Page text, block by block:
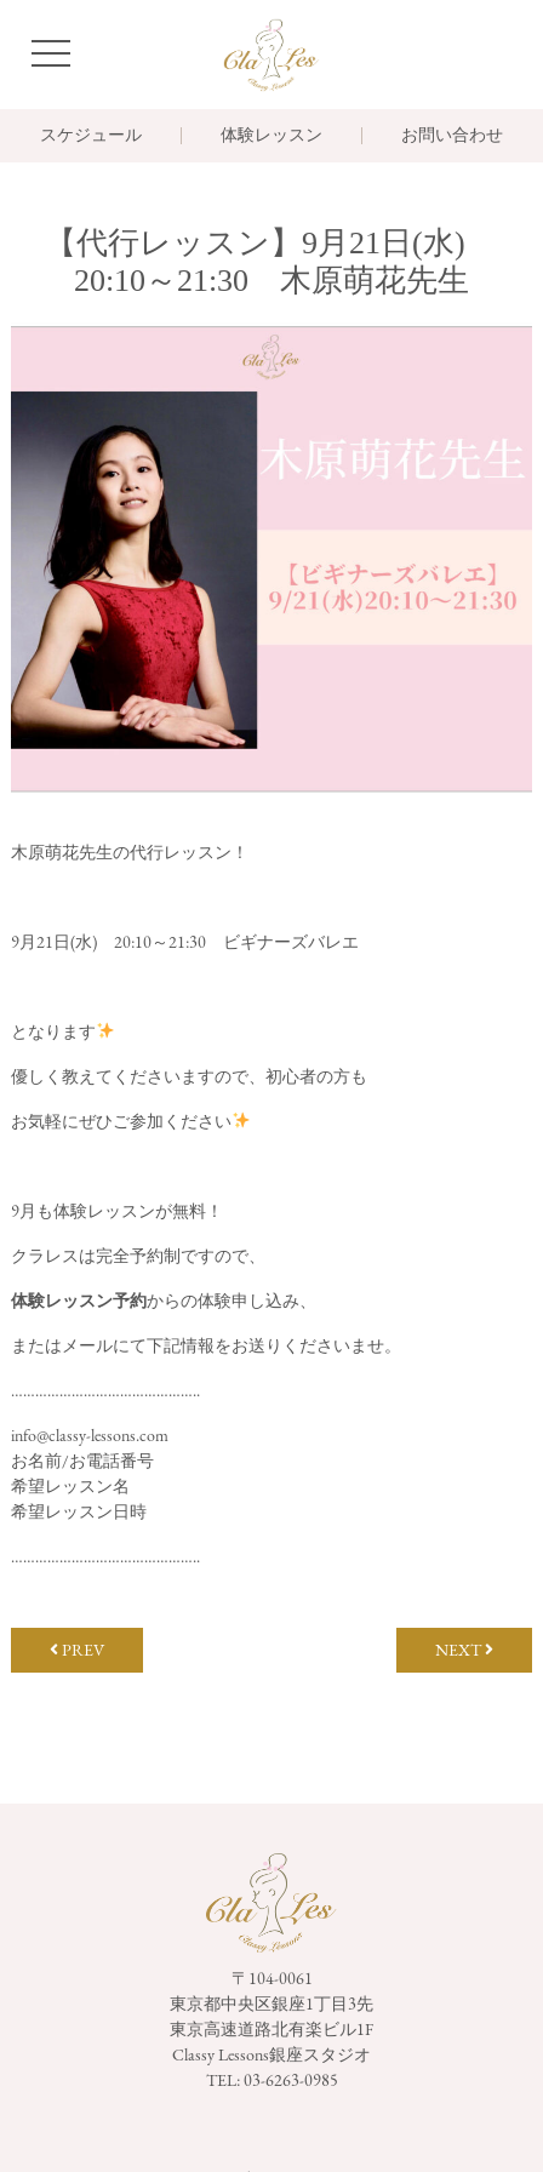
navigation
スケジュール 体験レッスン お問い合わせ
【代行レッスン】9月21日(水)
20:10～21:30 木原萌花先生
木原萌花先生の代行レッスン！
9月21日(水) 20:10～21:30 ビギナーズバレエ
となります
優しく教えてくださいますので、初心者の方も
お気軽にぜひご参加ください
9月も体験レッスンが無料！
クラレスは完全予約制ですので、
体験レッスン予約からの体験申し込み、
またはメールにて下記情報をお送りくださいませ。
………………………………………..
info@classy-lessons.com
お名前/お電話番号
希望レッスン名
希望レッスン日時
………………………………………..
PREV NEXT
〒104-0061
東京都中央区銀座1丁目3先
東京高速道路北有楽ビル1F
Classy Lessons銀座スタジオ
TEL:03-6263-0985